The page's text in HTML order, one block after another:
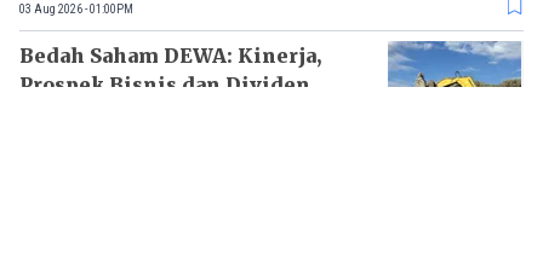
03 Aug 2026 - 01:00PM
Bedah Saham DEWA: Kinerja,
Prospek Bisnis dan Dividen